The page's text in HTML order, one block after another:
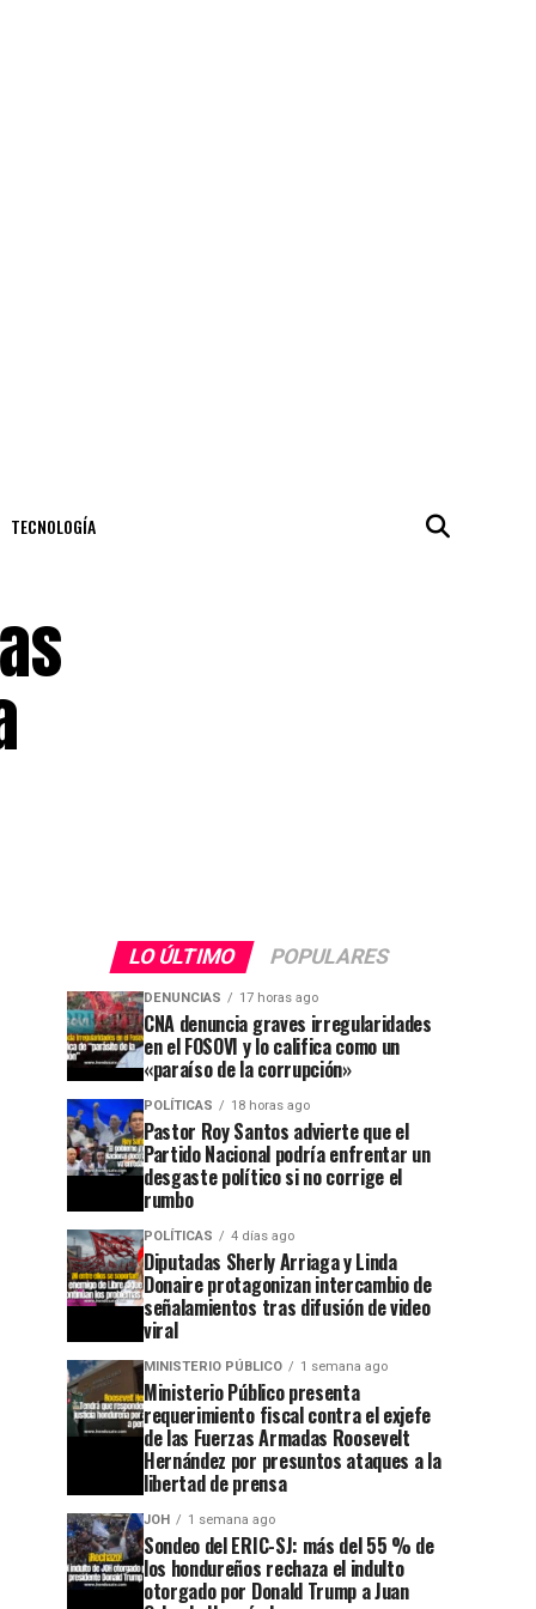
TECNOLOGÍA
LO ÚLTIMO POPULARES
DENUNCIAS 17 horas ago
CNA denuncia graves irregularidades
en el FOSOVI y lo califica como un
«paraíso de la corrupción»
POLÍTICAS 18 horas ago
Pastor Roy Santos advierte que el
Partido Nacional podría enfrentar un
desgaste político si no corrige el
rumbo
POLÍTICAS 4 días ago
Diputadas Sherly Arriaga y Linda
Donaire protagonizan intercambio de
señalamientos tras difusión de video
viral
MINISTERIO PÚBLICO 1 semana ago
Ministerio Público presenta
requerimiento fiscal contra el exjefe
de las Fuerzas Armadas Roosevelt
Hernández por presuntos ataques a la
libertad de prensa
JOH 1 semana ago
Sondeo del ERIC-SJ: más del 55 % de
los hondureños rechaza el indulto
otorgado por Donald Trump a Juan